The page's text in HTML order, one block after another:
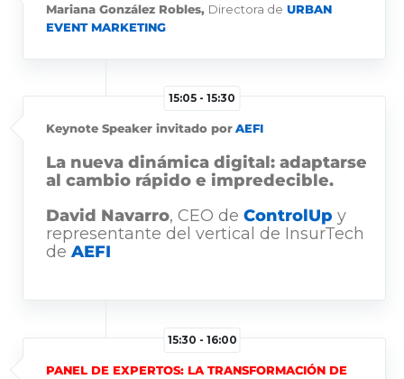
Mariana González Robles, Directora de URBAN
EVENT MARKETING
15:05 - 15:30
Keynote Speaker invitado porAEFI
La nueva dinámica digital: adaptarse
al cambio rápido e impredecible.
David Navarro, CEO de ControlUp y
representante del vertical de InsurTech
de AEFI
15:30 - 16:00
PANEL DE EXPERTOS: LA TRANSFORMACIÓN DE